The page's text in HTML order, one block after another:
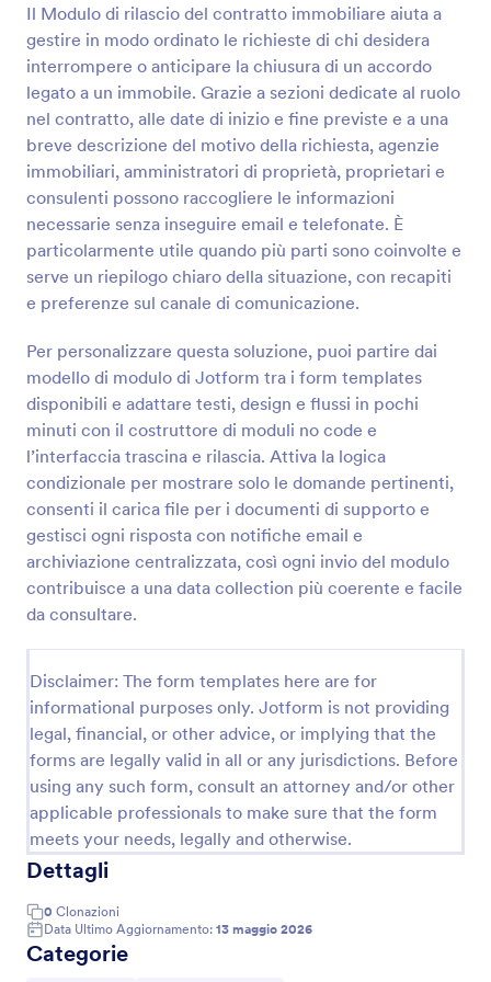
Il Modulo di rilascio del contratto immobiliare aiuta a
gestire in modo ordinato le richieste di chi desidera
interrompere o anticipare la chiusura di un accordo
legato a un immobile. Grazie a sezioni dedicate al ruolo
nel contratto, alle date di inizio e fine previste e a una
breve descrizione del motivo della richiesta, agenzie
immobiliari, amministratori di proprietà, proprietari e
consulenti possono raccogliere le informazioni
necessarie senza inseguire email e telefonate. È
particolarmente utile quando più parti sono coinvolte e
serve un riepilogo chiaro della situazione, con recapiti
e preferenze sul canale di comunicazione.
Per personalizzare questa soluzione, puoi partire dai
modello di modulo di Jotform tra i form templates
disponibili e adattare testi, design e flussi in pochi
minuti con il costruttore di moduli no code e
l’interfaccia trascina e rilascia. Attiva la logica
condizionale per mostrare solo le domande pertinenti,
consenti il carica file per i documenti di supporto e
gestisci ogni risposta con notifiche email e
archiviazione centralizzata, così ogni invio del modulo
contribuisce a una data collection più coerente e facile
da consultare.
Disclaimer: The form templates here are for
informational purposes only. Jotform is not providing
legal, financial, or other advice, or implying that the
forms are legally valid in all or any jurisdictions. Before
using any such form, consult an attorney and/or other
applicable professionals to make sure that the form
meets your needs, legally and otherwise.
Dettagli
0 Clonazioni
Data Ultimo Aggiornamento: 13 maggio 2026
Categorie
interessato e le informazioni per organizzare la visita.
Un layout di modulo semplice, per la richiesta del
cliente immobiliare ma dall'aspetto professionale che
potrai personalizzare o formattare in modo facile,
nel Costruttore di Modulo di JotForm. Provalo ora e
goditi i vantaggi dell'utilizzo di questo Template di
Modulo Richiesta Immobiliare.
Anteprima
Se hai un elenco di proprietà immobiliari su un sito
Web, è possibile utilizzare questo modulo di
informazioni sull'acquirente per raccogliere
informazioni dettagliate sulle preferenze di
proprietà, informazioni sul budget e dettagli di
incluso qualsiasi contenuto visivo o informativo,
cambiare i colori, i caratteri, il tema, lo sfondo e
incorporarlo nel tuo sito web o usarlo come modulo
autonomo.
Moduli Immobiliari
Usa Template
Anteprima